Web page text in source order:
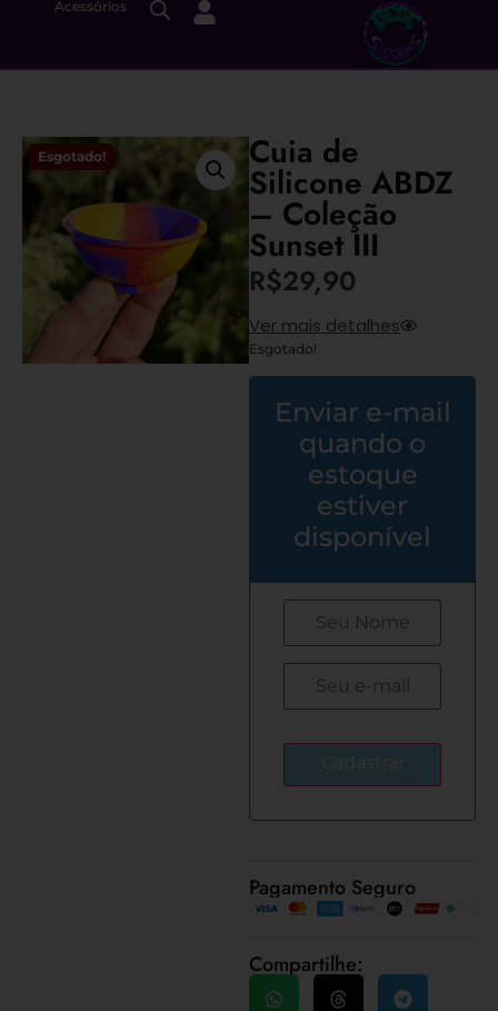
Acessórios
Esgotado! Cuia de
Silicone ABDZ
– Coleção
Sunset III
R$29,90
Pagamento Seguro
Compartilhe:
Ver mais detalhes
Esgotado!
Enviar e-mail
quando o
estoque
estiver
disponível